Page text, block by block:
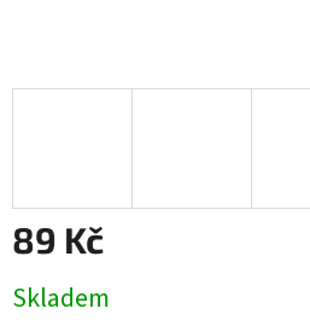
89 Kč
cena:
Skladem